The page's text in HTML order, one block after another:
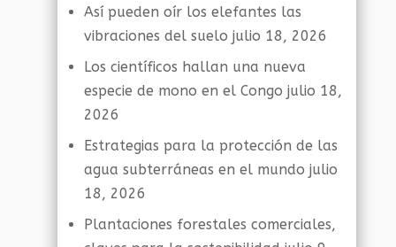
Así pueden oír los elefantes las
vibraciones del suelo julio 18, 2026
Los científicos hallan una nueva
especie de mono en el Congo julio 18,
2026
Estrategias para la protección de las
agua subterráneas en el mundo julio
18, 2026
Plantaciones forestales comerciales,